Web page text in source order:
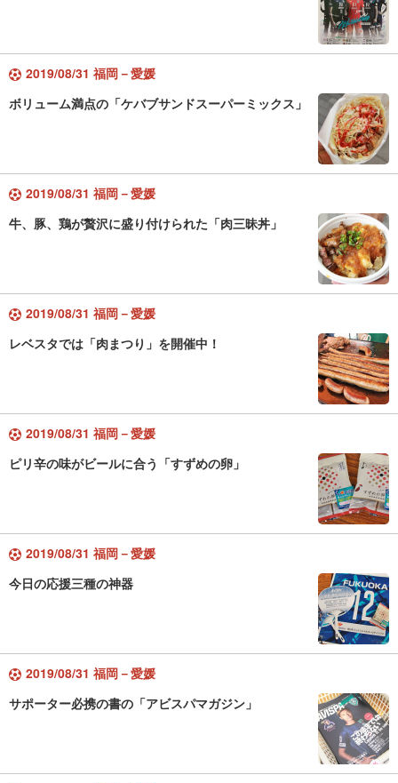
2019/08/31 福岡－愛媛
ボリューム満点の「ケバブサンドスーパーミックス」
2019/08/31 福岡－愛媛
牛、豚、鶏が贅沢に盛り付けられた「肉三昧丼」
2019/08/31 福岡－愛媛
レベスタでは「肉まつり」を開催中！
2019/08/31 福岡－愛媛
ピリ辛の味がビールに合う「すずめの卵」
2019/08/31 福岡－愛媛
今日の応援三種の神器
2019/08/31 福岡－愛媛
サポーター必携の書の「アビスパマガジン」